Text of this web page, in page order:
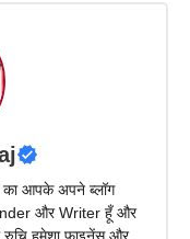
का आपके अपने ब्लॉग
और Writer हूँ और
रुचि हमेशा फाइनेंस और